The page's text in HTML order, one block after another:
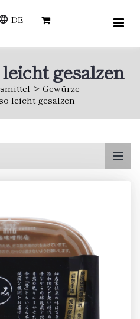
DE
gesalzen
Gewürze
leicht gesalzen